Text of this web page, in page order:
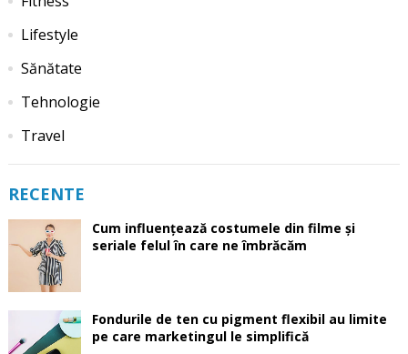
Lifestyle
Sănătate
Tehnologie
Travel
RECENTE
Cum influențează costumele din filme și
seriale felul în care ne îmbrăcăm
Fondurile de ten cu pigment flexibil au limite
pe care marketingul le simplifică